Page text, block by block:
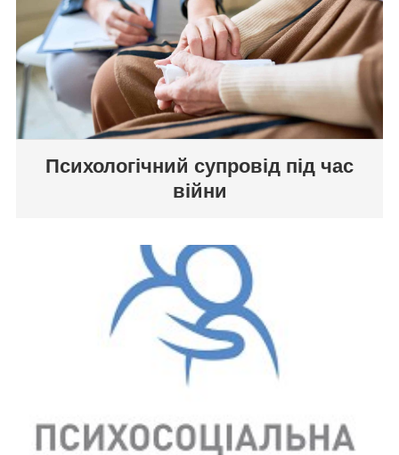
Психологічний супровід під час
війни